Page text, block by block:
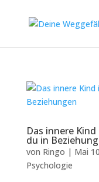
Das innere
du in
von Ringo | Mai
Psychologie